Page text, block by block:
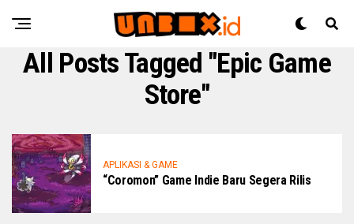
All Posts Tagged "Epic Game
Store"
APLIKASI & GAME
“Coromon” Game Indie Baru Segera Rilis